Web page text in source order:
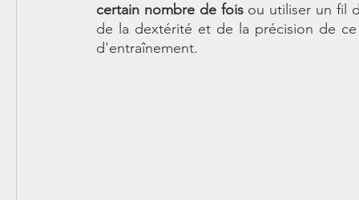
certain nombre de fois ou utiliser un fil
de la dextérité et de la précision de
d'entraînement.